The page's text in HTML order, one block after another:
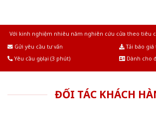
Với kinh nghiệm nhiêu năm nghiên cứu cửa theo tiêu
Gửi yêu cầu tư vấn
Tải báo
Yêu cầu gọi lại (3 phút)
Dành cho
ĐỐI TÁC KHÁCH